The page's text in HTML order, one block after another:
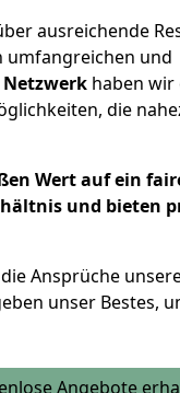
ausreichende
umfangreichen und
haben
die
Wert auf ein
und bieten
Ansprüche
unser Bestes,
Angebote